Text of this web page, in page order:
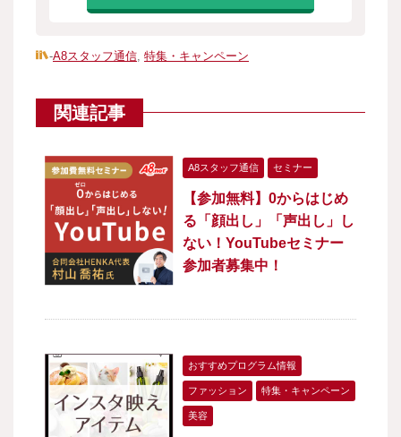
-A8スタッフ通信, 特集・キャンペーン
関連記事
A8スタッフ通信 セミナー
【参加無料】0からはじめ
る「顔出し」「声出し」し
ない！YouTubeセミナー
参加者募集中！
おすすめプログラム情報
ファッション 特集・キャンペーン
美容